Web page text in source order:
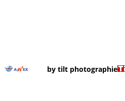
by tilt photographie